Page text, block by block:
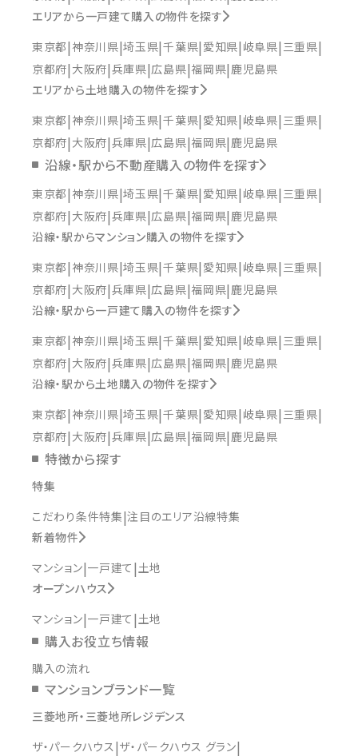
エリアから一戸建て購入の物件を探す
東京都 神奈川県 埼玉県 千葉県 愛知県 岐阜県 三重県
京都府 大阪府 兵庫県 広島県 福岡県 鹿児島県
エリアから土地購入の物件を探す
東京都 神奈川県 埼玉県 千葉県 愛知県 岐阜県 三重県
京都府 大阪府 兵庫県 広島県 福岡県 鹿児島県
沿線・駅から不動産購入の物件を探す
東京都 神奈川県 埼玉県 千葉県 愛知県 岐阜県 三重県
京都府 大阪府 兵庫県 広島県 福岡県 鹿児島県
沿線・駅からマンション購入の物件を探す
東京都 神奈川県 埼玉県 千葉県 愛知県 岐阜県 三重県
京都府 大阪府 兵庫県 広島県 福岡県 鹿児島県
沿線・駅から一戸建て購入の物件を探す
東京都 神奈川県 埼玉県 千葉県 愛知県 岐阜県 三重県
京都府 大阪府 兵庫県 広島県 福岡県 鹿児島県
沿線・駅から土地購入の物件を探す
東京都 神奈川県 埼玉県 千葉県 愛知県 岐阜県 三重県
京都府 大阪府 兵庫県 広島県 福岡県 鹿児島県
特徴から探す
特集
こだわり条件特集 注目のエリア沿線特集
新着物件
マンション 一戸建て 土地
オープンハウス
マンション 一戸建て 土地
購入お役立ち情報
購入の流れ
マンションブランド一覧
三菱地所・三菱地所レジデンス
ザ・パークハウス ザ・パークハウス グラン